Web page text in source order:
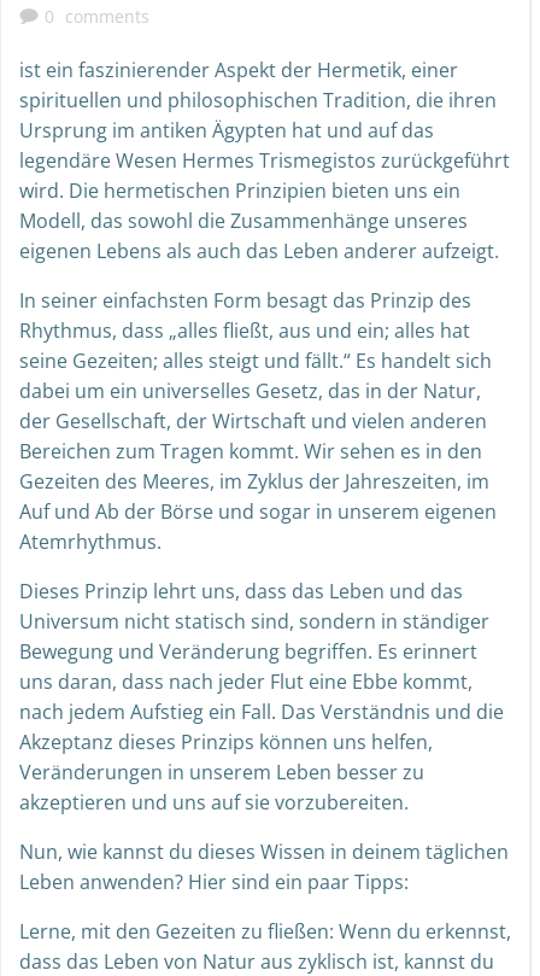
0 comments
ist ein faszinierender Aspekt der Hermetik, einer
spirituellen und philosophischen Tradition, die ihren
Ursprung im antiken Ägypten hat und auf das
legendäre Wesen Hermes Trismegistos zurückgeführt
wird. Die hermetischen Prinzipien bieten uns ein
Modell, das sowohl die Zusammenhänge unseres
eigenen Lebens als auch das Leben anderer aufzeigt.
In seiner einfachsten Form besagt das Prinzip des
Rhythmus, dass „alles fließt, aus und ein; alles hat
seine Gezeiten; alles steigt und fällt.“ Es handelt sich
dabei um ein universelles Gesetz, das in der Natur,
der Gesellschaft, der Wirtschaft und vielen anderen
Bereichen zum Tragen kommt. Wir sehen es in den
Gezeiten des Meeres, im Zyklus der Jahreszeiten, im
Auf und Ab der Börse und sogar in unserem eigenen
Atemrhythmus.
Dieses Prinzip lehrt uns, dass das Leben und das
Universum nicht statisch sind, sondern in ständiger
Bewegung und Veränderung begriffen. Es erinnert
uns daran, dass nach jeder Flut eine Ebbe kommt,
nach jedem Aufstieg ein Fall. Das Verständnis und die
Akzeptanz dieses Prinzips können uns helfen,
Veränderungen in unserem Leben besser zu
akzeptieren und uns auf sie vorzubereiten.
Nun, wie kannst du dieses Wissen in deinem täglichen
Leben anwenden? Hier sind ein paar Tipps:
Lerne, mit den Gezeiten zu fließen: Wenn du erkennst,
dass das Leben von Natur aus zyklisch ist, kannst du